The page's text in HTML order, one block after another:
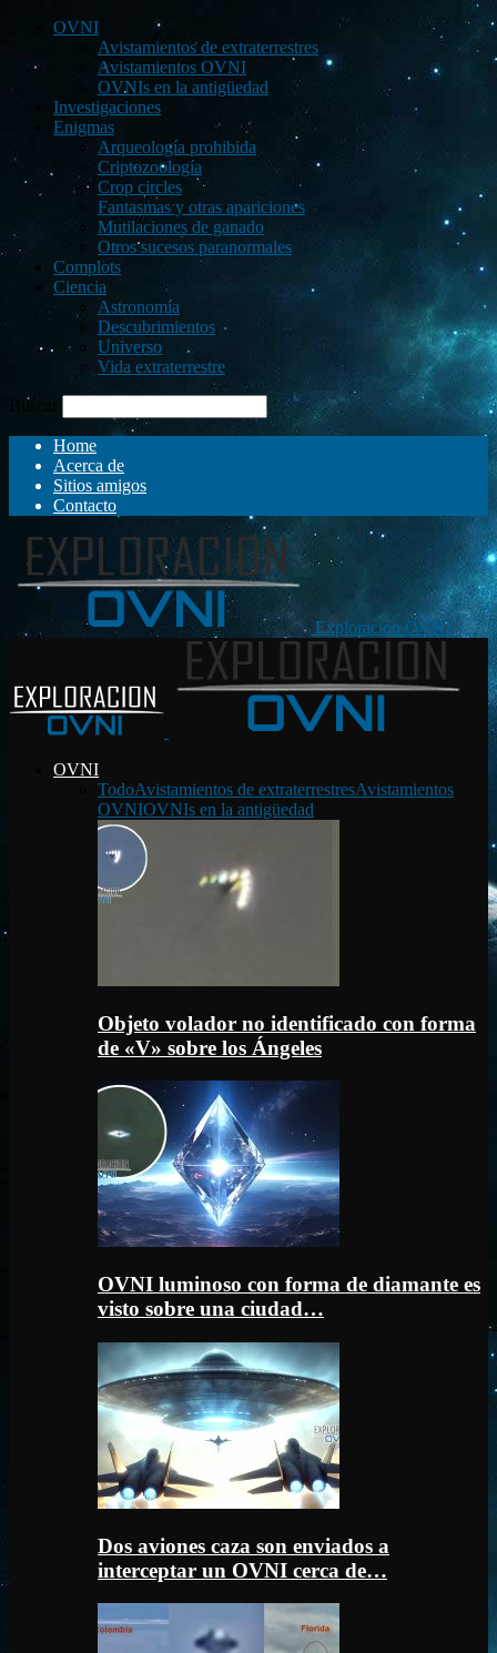
OVNI
Avistamientos de extraterrestres
Avistamientos OVNI
OVNIs en la antigüedad
Investigaciones
Enigmas
Arqueología prohibida
Criptozoología
Crop circles
Fantasmas y otras apariciones
Mutilaciones de ganado
Otros sucesos paranormales
Complots
Ciencia
Astronomía
Descubrimientos
Universo
Vida extraterrestre
Buscar
Home
Acerca de
Sitios amigos
Contacto
Exploración OVNI
OVNI
TodoAvistamientos de extraterrestresAvistamientos
OVNIOVNIs en la antigüedad
Objeto volador no identificado con forma
de «V» sobre los Ángeles
OVNI luminoso con forma de diamante es
visto sobre una ciudad…
Dos aviones caza son enviados a
interceptar un OVNI cerca de…